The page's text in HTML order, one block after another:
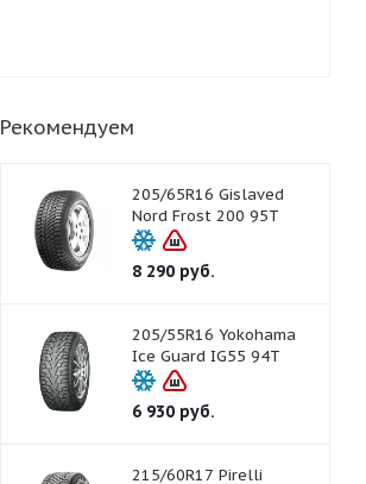
Рекомендуем
205/65R16 Gislaved
Nord Frost 200 95T
8 290руб.
205/55R16 Yokohama
Ice Guard IG55 94T
6 930руб.
215/60R17 Pirelli